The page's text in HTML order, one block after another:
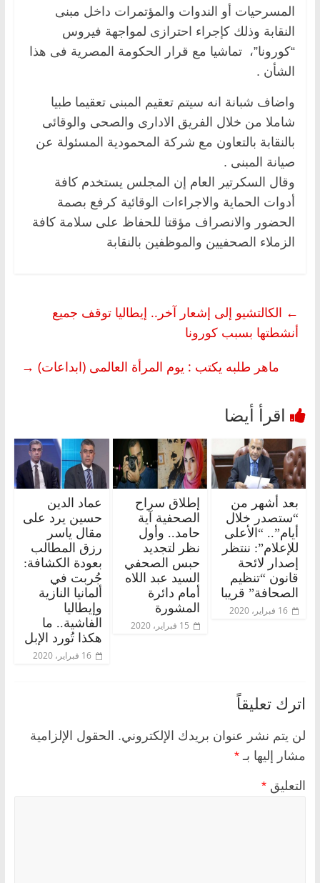
المسرحيات أو الندوات والمؤتمرات داخل مبنى
النقابة وذلك كإجراء احترازى لمواجهة فيروس
“كورونا”، تماشيا مع قرار الحكومة المصرية فى هذا
الشأن .
واضاف شبانة انه سيتم تعقيم المبنى تعقيما طبيا
شاملا من خلال الفريق الادارى والصحى والوقائى
بالنقابة بالتعاون مع شركة المحمودية المسئولة عن
صيانة المبنى .
وقال السكرتير العام إن المجلس يستخدم كافة
أدوات الحماية والاجراءات الوقائية كرفع بصمة
الحضور والانصراف مؤقتا للحفاظ على سلامة كافة
الزملاء الصحفيين والموظفين بالنقابة
← الكالتشيو إلى إشعار آخر.. إيطاليا توقف جميع
أنشطتها بسبب كورونا
ماهر طلبه يكتب : يوم المرأة العالمى (ابداعات) →
بعد أشهر من
“ستصدر خلال
أيام”.. “الأعلى
للإعلام”: ننتظر
إصدار لائحة
قانون “تنظيم
الصحافة” قريبا
16 فبراير، 2020
إطلاق سراح
الصحفية آية
حامد.. وأول
نظر لتجديد
حبس الصحفي
السيد عبد اللاه
أمام دائرة
المشورة
15 فبراير، 2020
عماد الدين
حسين يرد على
مقال ياسر
رزق المطالب
بعودة الكشافة:
جُربت في
ألمانيا النازية
وإيطاليا
الفاشية.. ما
هكذا تُورد الإبل
16 فبراير، 2020
اترك تعليقاً
لن يتم نشر عنوان بريدك الإلكتروني. الحقول الإلزامية
مشار إليها بـ *
التعليق *